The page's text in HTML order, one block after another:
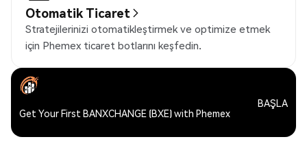
Otomatik Ticaret
Stratejilerinizi otomatikleştirmek ve optimize etmek
için Phemex ticaret botlarını keşfedin.
Get Your First BANXCHANGE (BXE) with Phemex
BAŞLA